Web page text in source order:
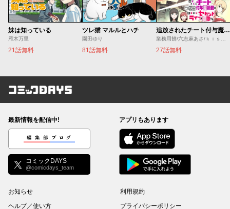
妹は知っている
雁木万里
21話無料
ツレ猫 マルルとハチ
園田ゆり
81話無料
追放されたチート付与魔術師は気ままなセカンドライフを謳歌する。 ～俺は武器だけじゃなく、あらゆるものに『強化ポイント』を付与できるし、俺の意思でいつでも効果を解除できるけど、残った人たち大丈夫？～
27話無料
コミックDAYS
最新情報を配信中!
編集部ブログ
コミックDAYS
@comicdays_team
アプリもあります
お知らせ
ヘルプ／使い方
利用規約
プライバシーポリシー